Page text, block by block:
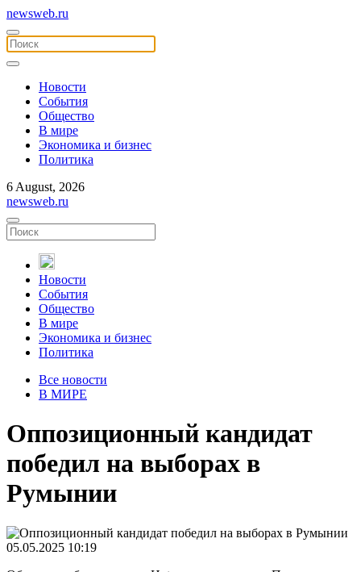
newsweb.ru
Новости
События
Общество
В мире
Экономика и бизнес
Политика
6 August, 2026
newsweb.ru
Новости
События
Общество
В мире
Экономика и бизнес
Политика
Все новости
В МИРЕ
Оппозиционный кандидат
победил на выборах в
Румынии
05.05.2025 10:19